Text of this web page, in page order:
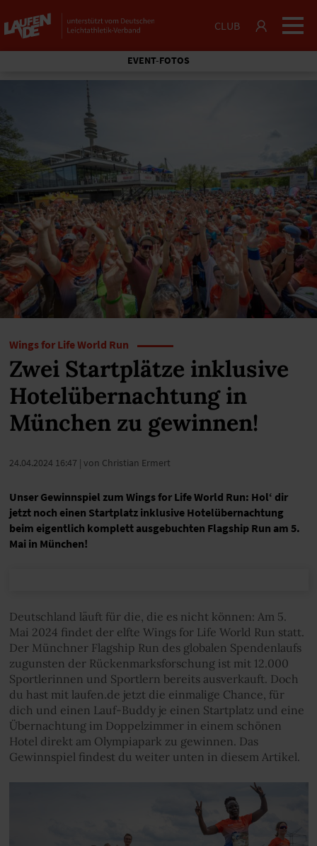
CLUB
EVENT-FOTOS
Wings for Life World Run
Zwei Startplätze inklusive
Hotelübernachtung in
München zu gewinnen!
24.04.2024 16:47 | von Christian Ermert
Unser Gewinnspiel zum Wings for Life World Run: Hol‘ dir
jetzt noch einen Startplatz inklusive Hotelübernachtung
beim eigentlich komplett ausgebuchten Flagship Run am 5.
Mai in München!
Deutschland läuft für die, die es nicht können: Am 5.
Mai 2024 findet der elfte Wings for Life World Run statt.
Der Münchner Flagship Run des globalen Spendenlaufs
zugunsten der Rückenmarksforschung ist mit 12.000
Sportlerinnen und Sportlern bereits ausverkauft. Doch
du hast mit laufen.de jetzt die einmalige Chance, für
dich und einen Lauf-Buddy je einen Startplatz und eine
Übernachtung im Doppelzimmer in einem schönen
Hotel direkt am Olympiapark zu gewinnen. Das
Gewinnspiel findest du weiter unten in diesem Artikel.